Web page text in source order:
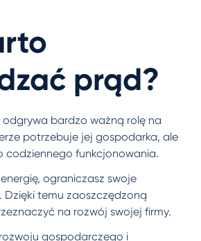
prąd?
odgrywa bardzo ważną rolę na
potrzebuje jej gospodarka, ale
codziennego funkcjonowania.
ograniczasz swoje
Dzięki temu zaoszczędzoną
na rozwój swojej firmy.
gospodarczego i